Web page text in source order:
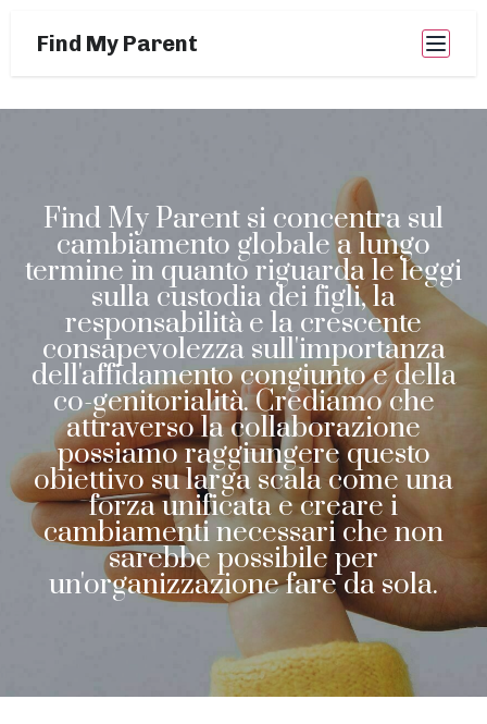
Find My Parent
Find My Parent si concentra sul
cambiamento globale a lungo
termine in quanto riguarda le leggi
sulla custodia dei figli, la
responsabilità e la crescente
consapevolezza sull'importanza
dell'affidamento congiunto e della
co-genitorialità. Crediamo che
attraverso la collaborazione
possiamo raggiungere questo
obiettivo su larga scala come una
forza unificata e creare i
cambiamenti necessari che non
sarebbe possibile per
un'organizzazione fare da sola.